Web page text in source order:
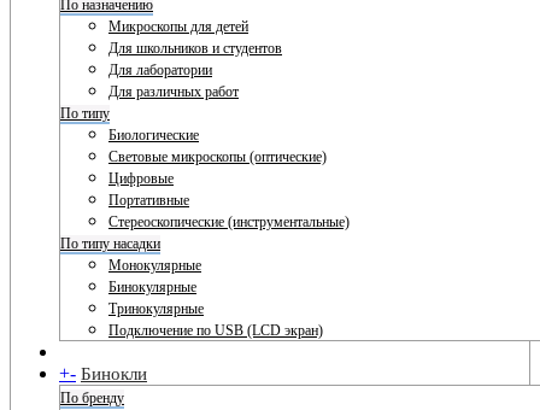
По назначению
Микроскопы для детей
Для школьников и студентов
Для лаборатории
Для различных работ
По типу
Биологические
Световые микроскопы (оптические)
Цифровые
Портативные
Стереоскопические (инструментальные)
По типу насадки
Монокулярные
Бинокулярные
Тринокулярные
Подключение по USB (LCD экран)
+- Бинокли
По бренду